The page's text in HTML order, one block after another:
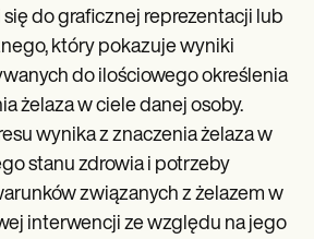
do graficznej reprezentacji lub
który pokazuje wyniki
do ilościowego określenia
żelaza w ciele danej osoby.
wynika z znaczenia żelaza w
stanu zdrowia i potrzeby
związanych z żelazem w
interwencji ze względu na jego